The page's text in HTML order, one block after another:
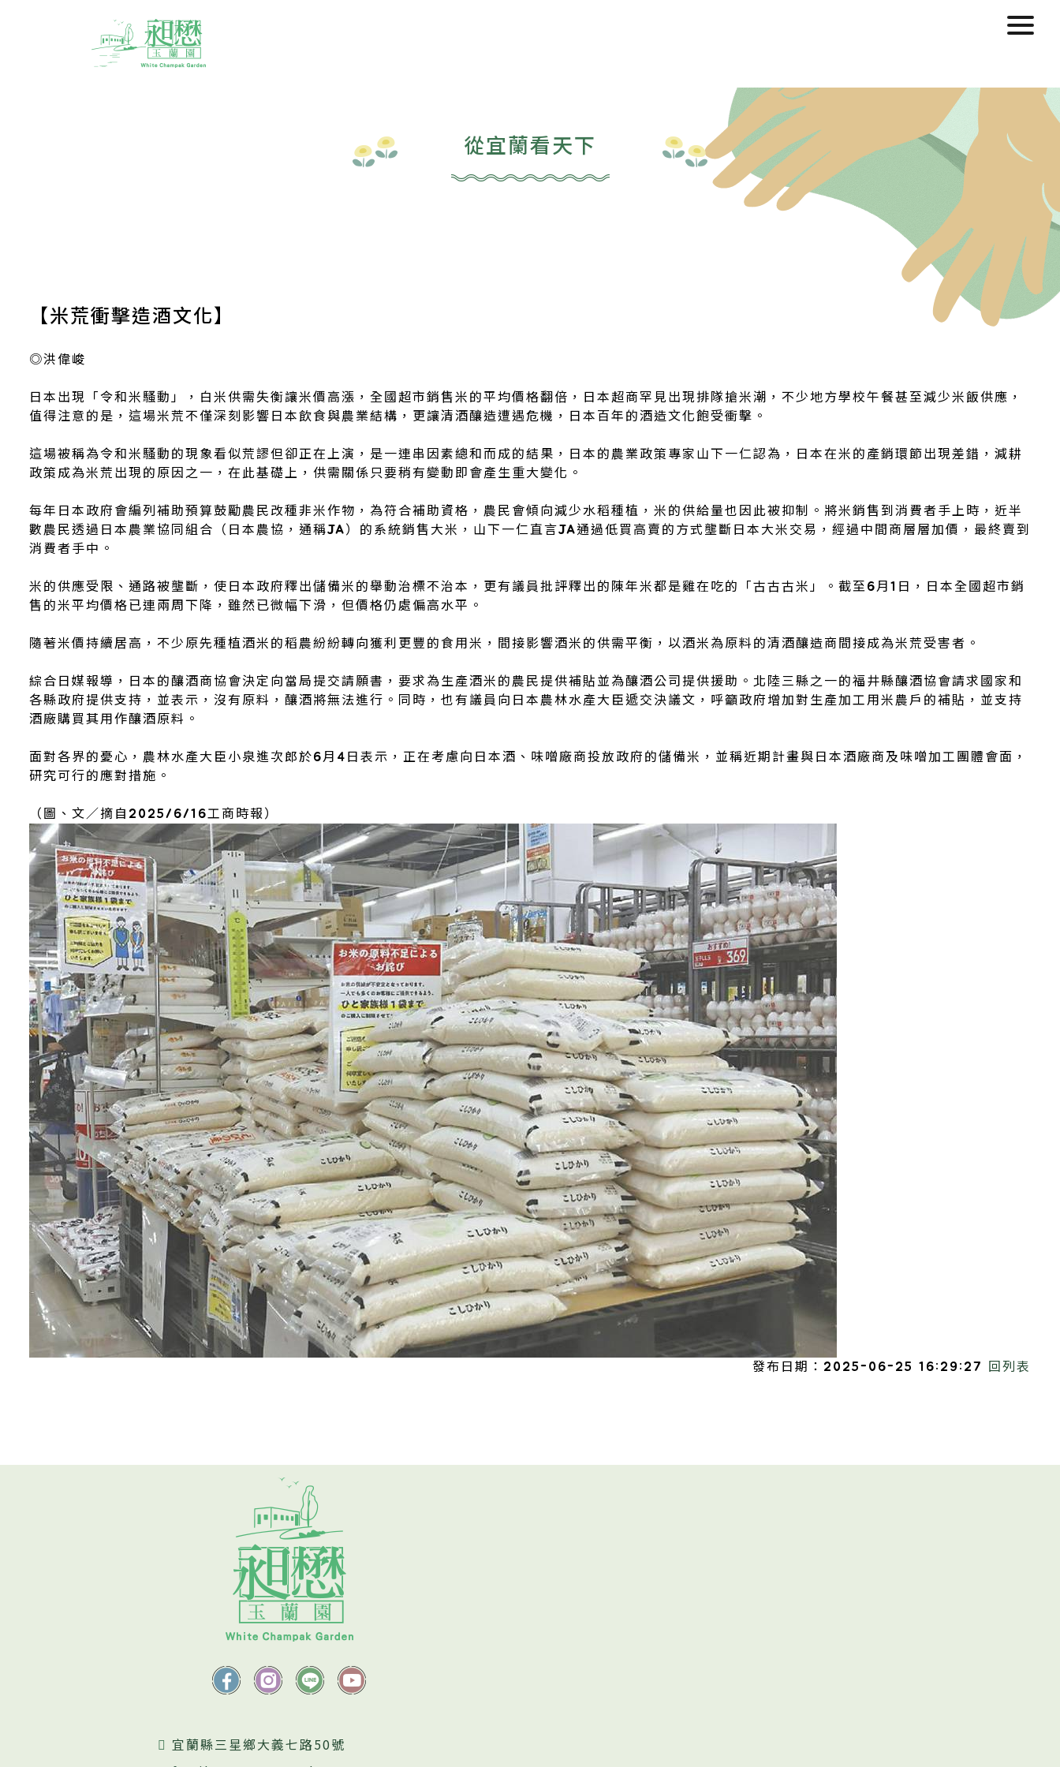
從宜蘭看天下
【米荒衝擊造酒文化】
◎洪偉峻
日本出現「令和米騷動」，白米供需失衡讓米價高漲，全國超市銷售米的平均價格翻倍，日本超商罕見出現排隊搶米潮，不少地方學校午餐甚至減少米飯供應，
值得注意的是，這場米荒不僅深刻影響日本飲食與農業結構，更讓清酒釀造遭遇危機，日本百年的酒造文化飽受衝擊。
這場被稱為令和米騷動的現象看似荒謬但卻正在上演，是一連串因素總和而成的結果，日本的農業政策專家山下一仁認為，日本在米的產銷環節出現差錯，減耕
政策成為米荒出現的原因之一，在此基礎上，供需關係只要稍有變動即會產生重大變化。
每年日本政府會編列補助預算鼓勵農民改種非米作物，為符合補助資格，農民會傾向減少水稻種植，米的供給量也因此被抑制。將米銷售到消費者手上時，近半
數農民透過日本農業協同組合（日本農協，通稱JA）的系統銷售大米，山下一仁直言JA通過低買高賣的方式壟斷日本大米交易，經過中間商層層加價，最終賣到
消費者手中。
米的供應受限、通路被壟斷，使日本政府釋出儲備米的舉動治標不治本，更有議員批評釋出的陳年米都是雞在吃的「古古古米」。截至6月1日，日本全國超市銷
售的米平均價格已連兩周下降，雖然已微幅下滑，但價格仍處偏高水平。
隨著米價持續居高，不少原先種植酒米的稻農紛紛轉向獲利更豐的食用米，間接影響酒米的供需平衡，以酒米為原料的清酒釀造商間接成為米荒受害者。
綜合日媒報導，日本的釀酒商協會決定向當局提交請願書，要求為生產酒米的農民提供補貼並為釀酒公司提供援助。北陸三縣之一的福井縣釀酒協會請求國家和
各縣政府提供支持，並表示，沒有原料，釀酒將無法進行。同時，也有議員向日本農林水產大臣遞交決議文，呼籲政府增加對生產加工用米農戶的補貼，並支持
酒廠購買其用作釀酒原料。
面對各界的憂心，農林水產大臣小泉進次郎於6月4日表示，正在考慮向日本酒、味噌廠商投放政府的儲備米，並稱近期計畫與日本酒廠商及味噌加工團體會面，
研究可行的應對措施。
（圖、文／摘自2025/6/16工商時報）
發布日期：2025-06-25 16:29:27 回列表
宜蘭縣三星鄉大義七路50號